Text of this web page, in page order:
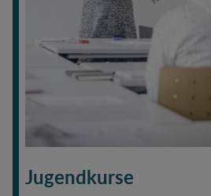
Jugendkurse